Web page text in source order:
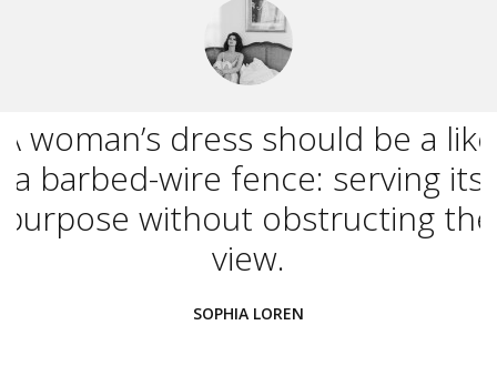
A woman’s dress should be a like
a barbed-wire fence: serving its
purpose without obstructing the
view.
SOPHIA LOREN